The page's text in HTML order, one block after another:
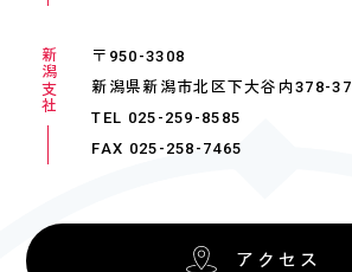
新潟支社
〒950-3308
新潟県新潟市北区下大谷内378-37
TEL 025-259-8585
FAX 025-258-7465
アクセス